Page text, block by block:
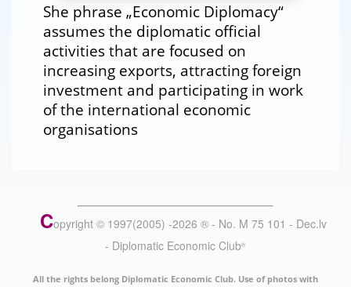
She phrase „Economic Diplomacy“
assumes the diplomatic official
activities that are focused on
increasing exports, attracting foreign
investment and participating in work
of the international economic
organisations
Copyright © 1997(2005) -2026 ® - No. M 75 101 - Dec.lv
- Diplomatic Economic Club®
All the rights belong Diplomatic Economic Club. Use of photos with